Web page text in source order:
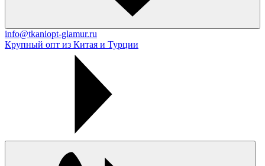
info@tkaniopt-glamur.ru
Крупный опт из Китая и Турции